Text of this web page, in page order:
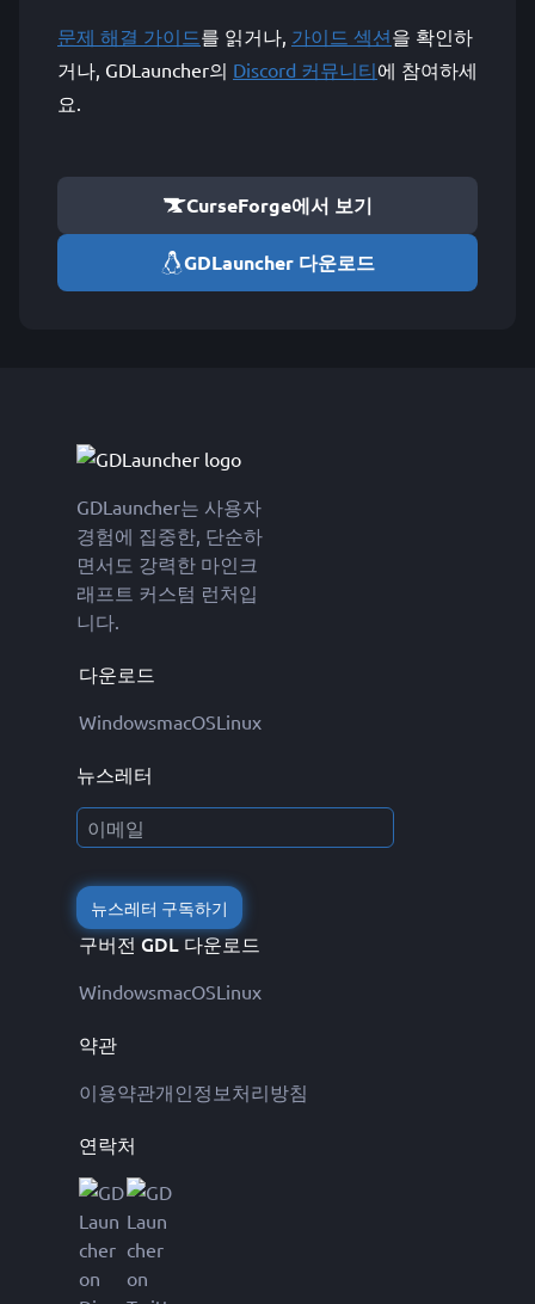
문제 해결 가이드를 읽거나, 가이드 섹션을 확인하
거나, GDLauncher의 Discord 커뮤니티에 참여하세
요.
CurseForge에서 보기
GDLauncher 다운로드
GDLauncher는 사용자
경험에 집중한, 단순하
면서도 강력한 마인크
래프트 커스텀 런처입
니다.
다운로드
WindowsmacOSLinux
뉴스레터
뉴스레터 구독하기
구버전 GDL 다운로드
WindowsmacOSLinux
약관
이용약관개인정보처리방침
연락처